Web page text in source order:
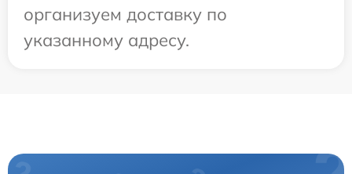
организуем доставку по
указанному адресу.